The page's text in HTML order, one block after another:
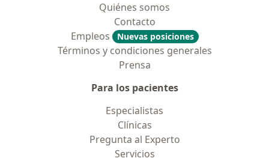
Quiénes somos
Contacto
Empleos
Nuevas posiciones
Términos y condiciones generales
Prensa
Para los pacientes
Especialistas
Clínicas
Pregunta al Experto
Servicios